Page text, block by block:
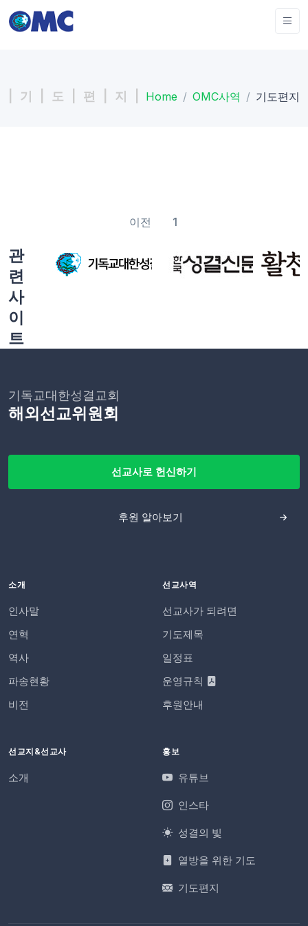
| 기 | 도 | 편 | 지 | Home OMC사역 기도편지
이전 1
관
련
사
이
트
기독교대한성결교회
해외선교위원회
선교사로 헌신하기
후원 알아보기
소개
인사말
연혁
역사
파송현황
비전
선교사역
선교사가 되려면
기도제목
일정표
운영규칙
후원안내
선교지&선교사
소개
홍보
유튜브
인스타
성결의 빛
열방을 위한 기도
기도편지